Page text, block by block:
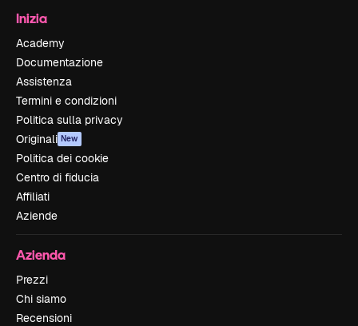
Inizia
Academy
Documentazione
Assistenza
Termini e condizioni
Politica sulla privacy
Originali New
Politica dei cookie
Centro di fiducia
Affiliati
Aziende
Azienda
Prezzi
Chi siamo
Recensioni